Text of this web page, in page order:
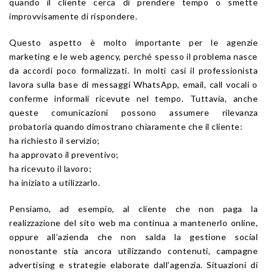
quando il cliente cerca di prendere tempo o smette
improvvisamente di rispondere.
Questo aspetto è molto importante per le agenzie
marketing e le web agency, perché spesso il problema nasce
da accordi poco formalizzati. In molti casi il professionista
lavora sulla base di messaggi WhatsApp, email, call vocali o
conferme informali ricevute nel tempo. Tuttavia, anche
queste comunicazioni possono assumere rilevanza
probatoria quando dimostrano chiaramente che il cliente:
ha richiesto il servizio;
ha approvato il preventivo;
ha ricevuto il lavoro;
ha iniziato a utilizzarlo.
Pensiamo, ad esempio, al cliente che non paga la
realizzazione del sito web ma continua a mantenerlo online,
oppure all’azienda che non salda la gestione social
nonostante stia ancora utilizzando contenuti, campagne
advertising e strategie elaborate dall’agenzia. Situazioni di